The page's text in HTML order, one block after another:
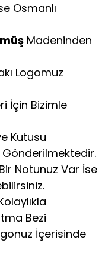
Osmanlı
Madeninden
Logomuz
İçin Bizimle
Kutusu
Notunuz Var İse
Bezi
İçerisinde